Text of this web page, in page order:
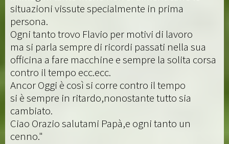
situazioni vissute specialmente in prima
persona.
Ogni tanto trovo Flavio per motivi di lavoro
ma si parla sempre di ricordi passati nella sua
officina a fare macchine e sempre la solita corsa
contro il tempo ecc.ecc.
Ancor Oggi è così si corre contro il tempo
si è sempre in ritardo,nonostante tutto sia
cambiato.
Ciao Orazio salutami Papà,e ogni tanto un
cenno."